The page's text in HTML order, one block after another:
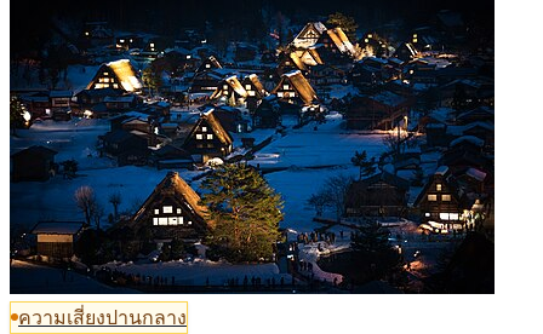
ความเสี่ยงปานกลาง